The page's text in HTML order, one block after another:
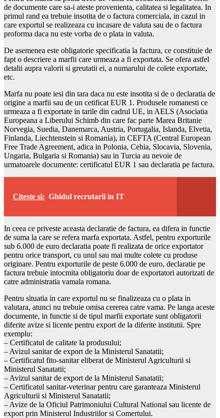
de documente care sa-i ateste provenienta, calitatea si legalitatea. In
primul rand ea trebuie insotita de o factura comerciala, in cazul in
care exportul se realizeaza cu incasare de valuta sau de o factura
proforma daca nu este vorba de o plata in valuta.
De asemenea este obligatorie specificatia la factura, ce constituie de
fapt o descriere a marfii care urmeaza a fi exportata. Se ofera astfel
detalii aupra valorii si greutatii ei, a numarului de colete exportate,
etc.
Marfa nu poate iesi din tara daca nu este insotita si de o declaratia de
origine a marfii sau de un cetificat EUR 1. Produsele romanesti ce
urmeaza a fi exportate in tarile din cadrul UE, in AELS (Asociatia
Europeana a Liberului Schimb din care fac parte Marea Britanie
Norvegia, Suedia, Danemarca, Austria, Portugalia, Islanda, Elvetia,
Finlanda, Liechtenstein si Romania), in CEFTA (Central European
Free Trade Agreement, adica in Polonia, Cehia, Slocavia, Slovenia,
Ungaria, Bulgaria si Romania) sau in Turcia au nevoie de
urmatoarele documente: certificatul EUR 1 sau declaratia pe factura.
Citeste si: Ghidul recrutarii in IT
In ceea ce priveste aceasta declaratie de factura, ea difera in functie
de suma la care se refera marfa exportata. Astfel, pentru exporturile
sub 6.000 de euro declaratia poate fi realizata de orice exportator
pentru orice transport, cu unul sau mai multe colete cu produse
originare. Pentru exporturile de peste 6.000 de euro, declaratie pe
factura trebuie intocmita obligatoriu doar de exportatori autorizati de
catre administratia vamala romana.
Pentru situatia in care exportul nu se finalizeaza cu o plata in
valutara, atunci nu trebuie omisa cererea catre vama. Pe langa aceste
documente, in functie si de tipul marfii exportate sunt obligatorii
diferite avize si licente pentru export de la diferite institutii. Spre
exemplu:
– Certificatul de calitate la produsului;
– Avizul sanitar de export de la Ministerul Sanatatii;
– Certificatul fito-sanitar eliberat de Ministerul Agriculturii si
Ministerul Sanatatii;
– Avizul sanitar de export de la Ministerul Sanatatii;
– Certificatul sanitar-veterinar pentru care garanteaza Ministerul
Agriculturii si Ministerul Sanatatii;
– Avize de la Oficiul Patrimoniului Cultural National sau licente de
export prin Ministerul Industriilor si Comertului.